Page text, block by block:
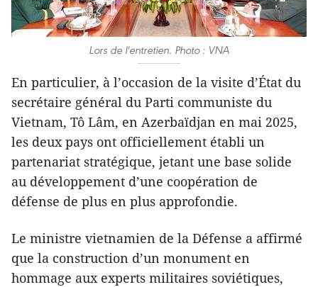
Lors de l'entretien. Photo : VNA
En particulier, à l’occasion de la visite d’État du
secrétaire général du Parti communiste du
Vietnam, Tô Lâm, en Azerbaïdjan en mai 2025,
les deux pays ont officiellement établi un
partenariat stratégique, jetant une base solide
au développement d’une coopération de
défense de plus en plus approfondie.
Le ministre vietnamien de la Défense a affirmé
que la construction d’un monument en
hommage aux experts militaires soviétiques,